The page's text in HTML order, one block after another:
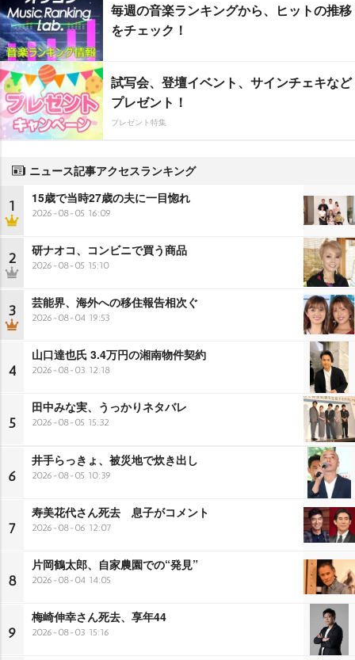
毎週の音楽ランキングから、ヒットの推移
をチェック！
試写会、登壇イベント、サインチェキなど
プレゼント！
プレゼント特集
ニュース記事アクセスランキング
1 15歳で当時27歳の夫に一目惚れ
2026-08-05 16:09
2 研ナオコ、コンビニで買う商品
2026-08-05 15:10
3 芸能界、海外への移住報告相次ぐ
2026-08-04 19:53
4
山口達也氏 3.4万円の湘南物件契約
2026-08-03 12:18
5
田中みな実、うっかりネタバレ
2026-08-05 15:32
6
井手らっきょ、被災地で炊き出し
2026-08-05 10:39
7
寿美花代さん死去 息子がコメント
2026-08-06 12:07
8
片岡鶴太郎、自家農園での“発見”
2026-08-04 14:05
9
梅崎伸幸さん死去、享年44
2026-08-03 15:16